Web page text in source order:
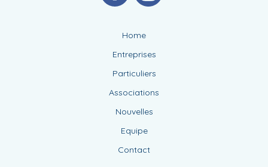
Home
Entreprises
Particuliers
Associations
Nouvelles
Equipe
Contact